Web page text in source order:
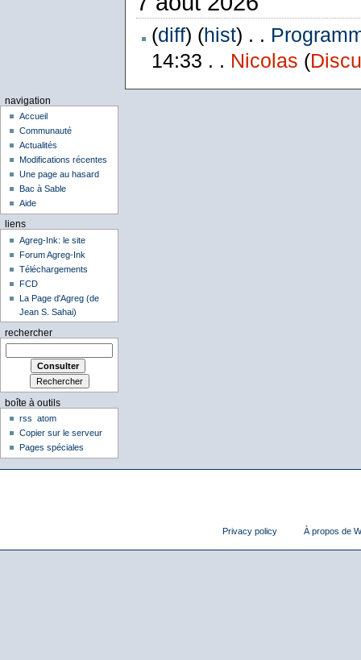
(diff) (hist) . .
14:33 . . Nicolas (
navigation
Accueil
Communauté
Actualités
Modifications récentes
Une page au hasard
Bac à Sable
Aide
liens
Agreg-Ink: le site
Forum Agreg-Ink
Téléchargements
FCD
La Page d'Agreg (de
Jean S. Sahai)
rechercher
boîte à outils
rss
atom
Copier sur le serveur
Pages spéciales
Privacy policy À propos de